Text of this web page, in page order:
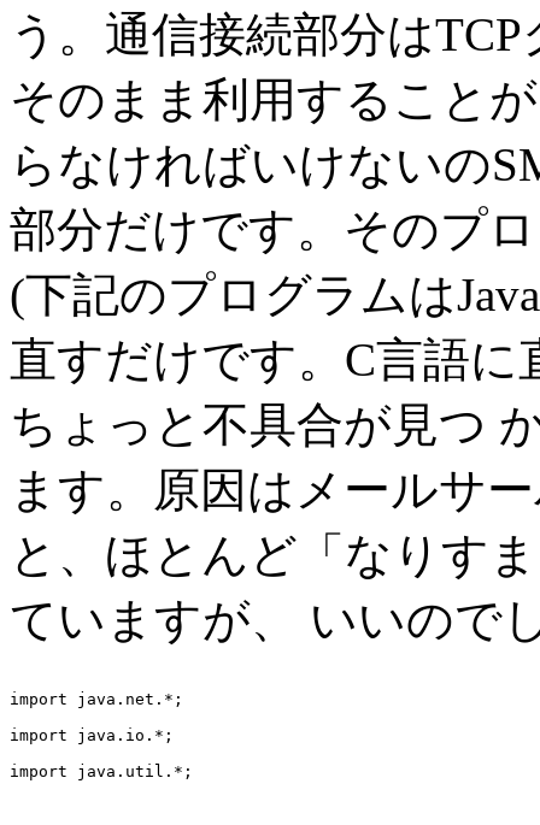
う。通信接続部分は
そのまま利用すること
らなければいけないの
部分だけです。そのプ
(下記のプログラムは
直すだけです。C言語
ちょっと不具合が見つ
ます。原因はメールサ
と、ほとんど「なりす
ていますが、 いいので
import java.net.*;
import java.io.*;
import java.util.*;